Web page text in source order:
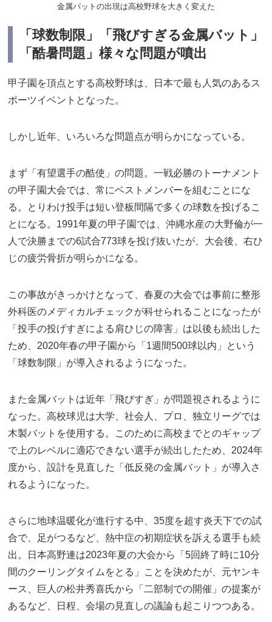
金属バットの出現は高校野球を大きく変えた
「球数制限」「飛びすぎる金属バット」
「酷暑問題」様々な問題が噴出
甲子園を頂点とする高校野球は、日本で最も人気のあるス
ポーツイベントとなった。
しかし近年、いろいろな問題点が明らかになっている。
まず「有望選手の酷使」の問題。一戦必勝のトーナメント
の甲子園大会では、常にベストメンバーを組むことにな
る。とりわけ投手は短い登板間隔で多くの球数を投げるこ
とになる。1991年夏の甲子園では、沖縄水産の大野倫が一
人で決勝までの6試合773球を投げ抜いたが、大会後、右ひ
じの疲労骨折が明らかになる。
この事故がきっかけとなって、春夏の大会では事前に整形
外科医のメディカルチェックが科せられることになったが
「投手の投げすぎによる肩ひじの障害」は以後も続出した
ため、2020年春の甲子園から「1週間500球以内」という
「球数制限」が導入されるようになった。
また金属バットは近年「飛びすぎ」が問題視されるように
なった。高校球児は大学、社会人、プロ、独立リーグでは
木製バットを使用する。このために高校までとのギャップ
で上のレベルに適応できない選手が続出したため、2024年
度から、設計を見直した「低反発の金属バット」が導入さ
れるようになった。
さらに地球温暖化が進行する中、35度を超す炎天下での試
合で、足がつるなど、熱中症の初期症状を訴える選手も続
出。日本高野連は2023年夏の大会から「5回終了時に10分
間のクーリングタイムをとる」ことを決めたが、元ヤンキ
ース、巨人の松井秀喜氏から「二部制での開催」の提案が
あるなど、日程、会場の見直しの議論も起こりつつある。